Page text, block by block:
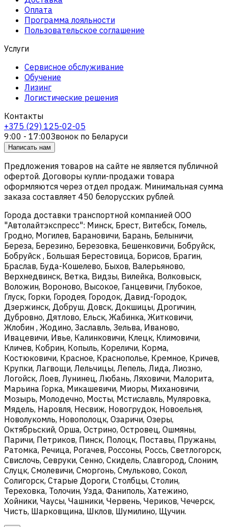
Оплата
Программа лояльности
Пользовательское соглашение
Услуги
Сервисное обслуживание
Обучение
Лизинг
Логистические решения
Контакты
+375 (29) 125-02-05
9:00 - 17:00Звонок по Беларуси
Написать нам
Предложения товаров на сайте не является публичной
офертой. Договоры купли-продажи товара
оформляются через отдел продаж. Минимальная сумма
заказа составляет 450 белорусских рублей.
Города доставки транспортной компанией ООО
"Автолайтэкспресс": Минск, Брест, Витебск, Гомель,
Гродно, Могилев, Барановичи, Барань, Белыничи,
Береза, Березино, Березовка, Бешенковичи, Бобруйск,
Бобруйск , Большая Берестовица, Борисов, Брагин,
Браслав, Буда-Кошелево, Быхов, Валерьяново,
Верхнедвинск, Ветка, Видзы, Вилейка, Волковыск,
Воложин, Вороново, Высокое, Ганцевичи, Глубокое,
Глуск, Горки, Городея, Городок, Давид-Городок,
Дзержинск, Добруш, Довск, Докшицы, Дрогичин,
Дубровно, Дятлово, Ельск, Жабинка, Житковичи,
Жлобин , Жодино, Заславль, Зельва, Иваново,
Ивацевичи, Ивье, Калинковичи, Клецк, Климовичи,
Кличев, Кобрин, Копыль, Кореличи, Корма,
Костюковичи, Красное, Краснополье, Кремное, Кричев,
Крупки, Лагвощи, Лельчицы, Лепель, Лида, Лиозно,
Логойск, Лоев, Лунинец, Любань, Ляховичи, Малорита,
Марьина Горка, Микашевичи, Миоры, Михановичи,
Мозырь, Молодечно, Мосты, Мстиславль, Муляровка,
Мядель, Наровля, Несвиж, Новогрудок, Новоельня,
Новолукомль, Новополоцк, Озаричи, Озеры,
Октябрьский, Орша, Острино, Островец, Ошмяны,
Паричи, Петриков, Пинск, Полоцк, Поставы, Пружаны,
Ратомка, Речица, Рогачев, Россоны, Россь, Светлогорск,
Свислочь, Севруки, Сенно, Скидель, Славгород, Слоним,
Слуцк, Смолевичи, Сморгонь, Смульково, Сокол,
Солигорск, Старые Дороги, Столбцы, Столин,
Тереховка, Толочин, Узда, Фаниполь, Хатежино,
Хойники, Чаусы, Чашники, Червень, Чериков, Чечерск,
Чисть, Шарковщина, Шклов, Шумилино, Щучин.